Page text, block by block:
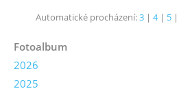
Automatické procházení:3 | 4| 5 |
Fotoalbum
2026
2025